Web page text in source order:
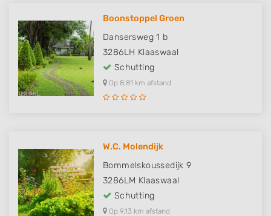
Boonstoppel Groen
Dansersweg 1 b
3286LH Klaaswaal
Schutting
Op 8,81 km afstand
W.C. Molendijk
Bommelskoussedijk 9
3286LM Klaaswaal
Schutting
Op 9,13 km afstand